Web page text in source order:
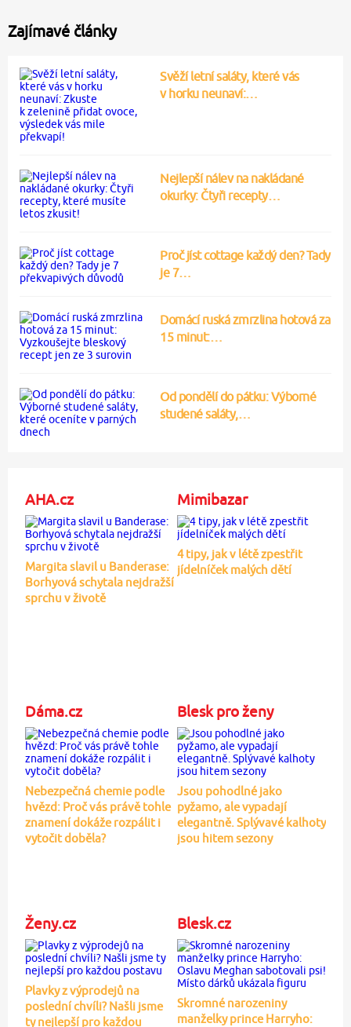
Zajímavé články
Svěží letní saláty, které vás
v horku neunaví:…
Nejlepší nálev na nakládané
okurky: Čtyři recepty…
Proč jíst cottage každý den? Tady
je 7…
Domácí ruská zmrzlina hotová za
15 minut:…
Od pondělí do pátku: Výborné
studené saláty,…
AHA.cz
Margita slavil u Banderase:
Borhyová schytala nejdražší
sprchu v životě
Mimibazar
4 tipy, jak v létě zpestřit
jídelníček malých dětí
Dáma.cz
Nebezpečná chemie podle
hvězd: Proč vás právě tohle
znamení dokáže rozpálit i
vytočit doběla?
Blesk pro ženy
Jsou pohodlné jako
pyžamo, ale vypadají
elegantně. Splývavé kalhoty
jsou hitem sezony
Ženy.cz
Plavky z výprodejů na
poslední chvíli? Našli jsme
ty nejlepší pro každou
Blesk.cz
Skromné narozeniny
manželky prince Harryho: